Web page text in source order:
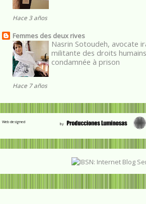
Hace 3 años
Femmes des deux rives
Nasrin Sotoudeh, avocate
militante des droits
condamnée à prison
Hace 7 años
Web designed